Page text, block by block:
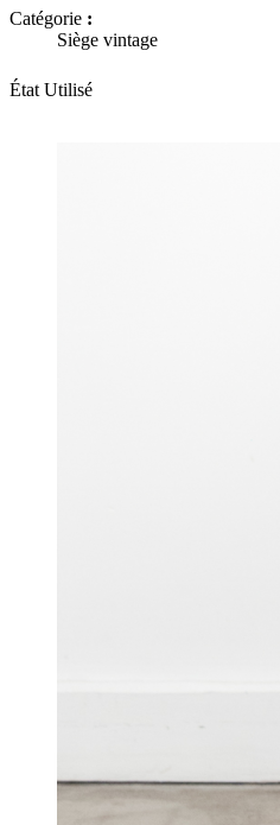
Catégorie :
Siège vintage
État Utilisé